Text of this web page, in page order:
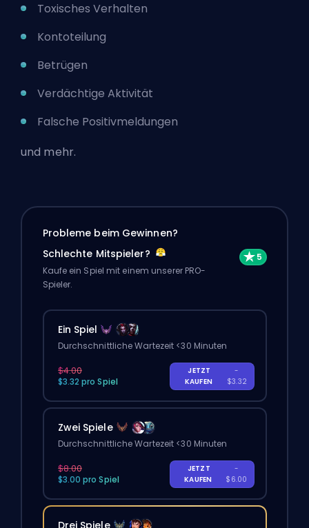
Toxisches Verhalten
Kontoteilung
Betrügen
Verdächtige Aktivität
Falsche Positivmeldungen
und mehr.
Probleme beim Gewinnen?
Schlechte Mitspieler?
Kaufe ein Spiel mit einem unserer PRO-
Spieler.
Ein Spiel
Durchschnittliche Wartezeit <30 Minuten
$4.00
$3.32 pro Spiel
JETZT
KAUFEN
-
$3.32
Zwei Spiele
Durchschnittliche Wartezeit <30 Minuten
$8.00
$3.00 pro Spiel
JETZT
KAUFEN
-
$6.00
Drei Spiele